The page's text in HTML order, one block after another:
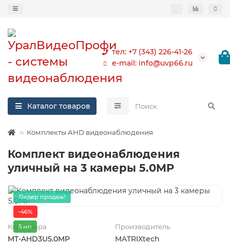
тел: +7 (343) 226-41-26
e-mail: info@uvp66.ru
Каталог товаров
Комплекты AHD видеонаблюдения
Комплект видеонаблюдения
уличный на 3 камеры 5.0MP
Лидер продаж!
-46%
5 мп
Код товара
MT-AHD3U5.0MP
Производитель
MATRIXtech